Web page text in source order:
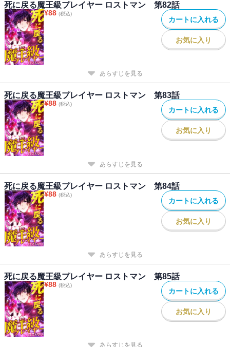
死に戻る魔王級プレイヤー ロストマン 第82話
¥88 (税込)
カートに入れる
お気に入り
あらすじを見る
死に戻る魔王級プレイヤー ロストマン 第83話
¥88 (税込)
カートに入れる
お気に入り
あらすじを見る
死に戻る魔王級プレイヤー ロストマン 第84話
¥88 (税込)
カートに入れる
お気に入り
あらすじを見る
死に戻る魔王級プレイヤー ロストマン 第85話
¥88 (税込)
カートに入れる
お気に入り
あらすじを見る